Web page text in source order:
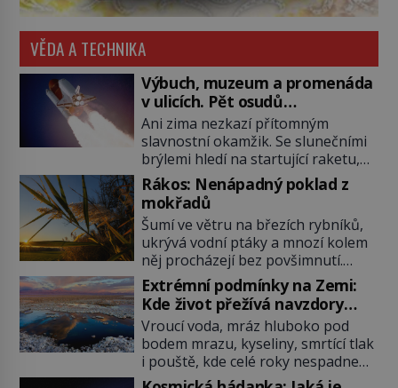
VĚDA A TECHNIKA
Výbuch, muzeum a promenáda
v ulicích. Pět osudů
nejslavnějších raketoplánů
Ani zima nezkazí přítomným
slavnostní okamžik. Se slunečními
brýlemi hledí na startující raketu,
která má do vesmíru vynést kromě
posádky také obyčejnou učitelku.
Po několika sekundách všem
ztuhnou úsměvy, stroj totiž
exploduje. Jejich konstrukce není
z levného kraje, daňové poplatníky
stojí miliardy dolarů. Na druhou
stranu zvládnou jen představitelné
věci. Na malé kousky Název:
Columbia První […]
Rákos: Nenápadný poklad z
mokřadů
Šumí ve větru na březích rybníků,
ukrývá vodní ptáky a mnozí kolem
něj procházejí bez povšimnutí.
Přesto právě rákos pomáhal stavět
domy, vyrábět lodě, zapisovat první
texty a inspiroval řadu pověstí.
Tato skromná, ale užitečná
rostlina provází člověka už tisíce
let. Většina lidí vnímá rákos jen jako
Extrémní podmínky na Zemi:
Kde život přežívá navzdory
všemu
Vroucí voda, mráz hluboko pod
bodem mrazu, kyseliny, smrtící tlak
i pouště, kde celé roky nespadne
jediná kapka deště. Na první